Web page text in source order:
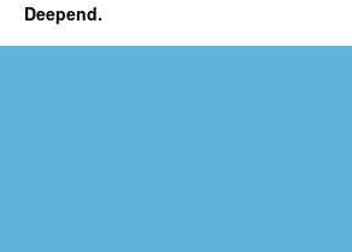
Deepend.